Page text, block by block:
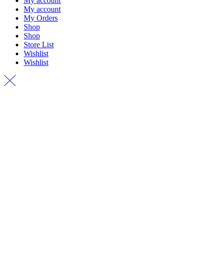
My account
My Orders
Shop
Shop
Store List
Wishlist
Wishlist